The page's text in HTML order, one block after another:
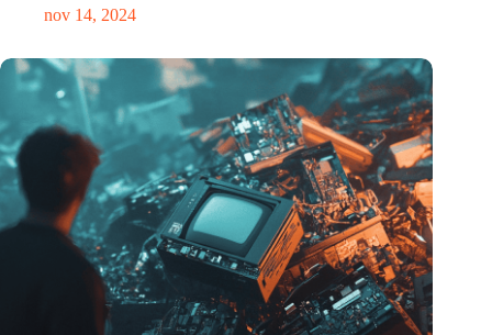
nov 14, 2024